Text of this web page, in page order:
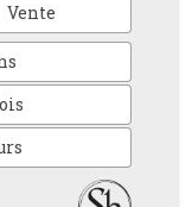
Vente